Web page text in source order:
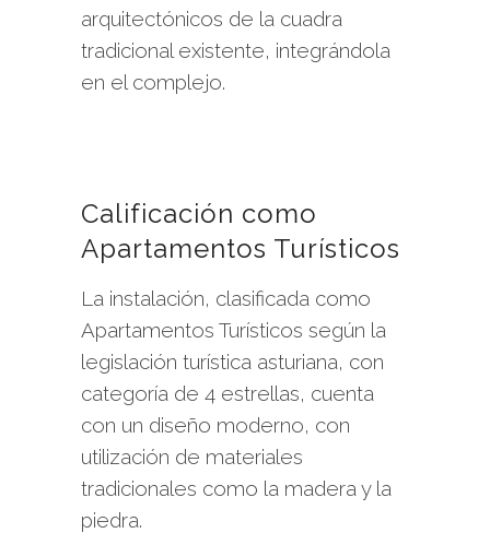
arquitectónicos de la cuadra
tradicional existente, integrándola
en el complejo.
Calificación como
Apartamentos Turísticos
La instalación, clasificada como
Apartamentos Turísticos según la
legislación turística asturiana, con
categoría de 4 estrellas, cuenta
con un diseño moderno, con
utilización de materiales
tradicionales como la madera y la
piedra.